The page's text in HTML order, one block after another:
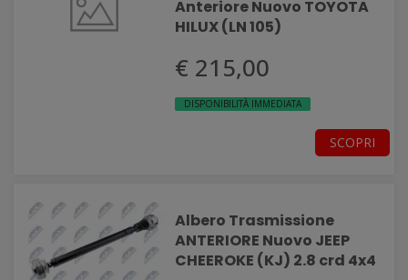
Anteriore Nuovo TOYOTA
HILUX (LN 105)
€ 215,00
DISPONIBILITÀ IMMEDIATA
SCOPRI
Albero Trasmissione
ANTERIORE Nuovo JEEP
CHEEROKE (KJ) 2.8 crd 4x4